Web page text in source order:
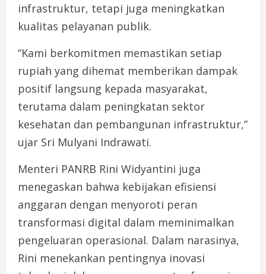
infrastruktur, tetapi juga meningkatkan
kualitas pelayanan publik.
“Kami berkomitmen memastikan setiap
rupiah yang dihemat memberikan dampak
positif langsung kepada masyarakat,
terutama dalam peningkatan sektor
kesehatan dan pembangunan infrastruktur,”
ujar Sri Mulyani Indrawati.
Menteri PANRB Rini Widyantini juga
menegaskan bahwa kebijakan efisiensi
anggaran dengan menyoroti peran
transformasi digital dalam meminimalkan
pengeluaran operasional. Dalam narasinya,
Rini menekankan pentingnya inovasi